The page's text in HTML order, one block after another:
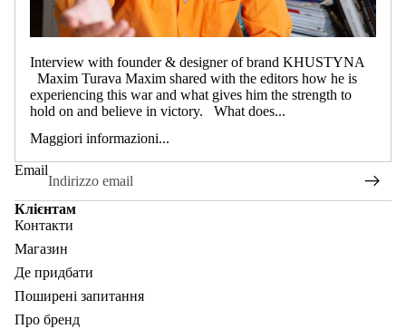
Interview with founder & designer of brand KHUSTYNA
Maxim Turava Maxim shared with the editors how he is
experiencing this war and what gives him the strength to
hold on and believe in victory. What does...
Maggiori informazioni...
Email
Клієнтам
Контакти
Магазин
Де придбати
Поширені запитання
Про бренд